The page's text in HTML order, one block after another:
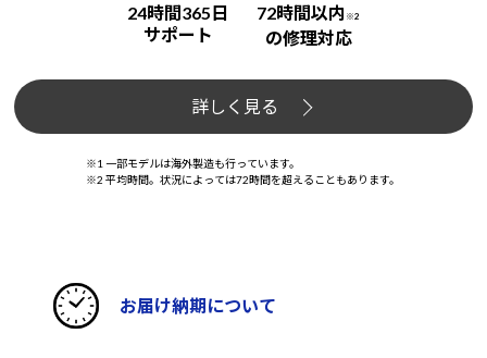
24時間365日
サポート
72時間以内 ※2
の修理対応
詳しく見る
※1 一部モデルは海外製造も行っています。
※2 平均時間。状況によっては72時間を超えることもあります。
お届け納期について